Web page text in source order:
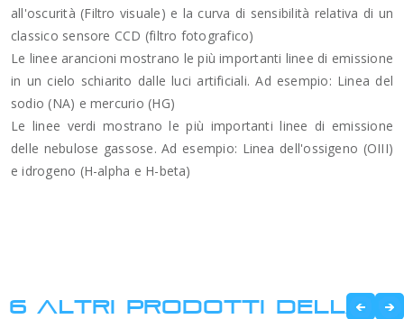
all'oscurità (Filtro visuale) e la curva di sensibilità relativa di un
classico sensore CCD (filtro fotografico)
Le linee arancioni mostrano le più importanti linee di emissione
in un cielo schiarito dalle luci artificiali. Ad esempio: Linea del
sodio (NA) e mercurio (HG)
Le linee verdi mostrano le più importanti linee di emissione
delle nebulose gassose. Ad esempio: Linea dell'ossigeno (OIII)
e idrogeno (H-alpha e H-beta)
6 ALTRI PRODOTTI DELLA